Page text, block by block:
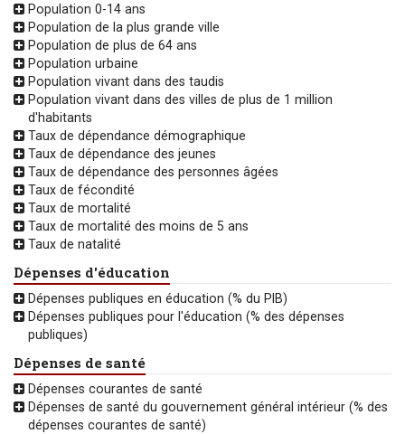
Population 0-14 ans
Population de la plus grande ville
Population de plus de 64 ans
Population urbaine
Population vivant dans des taudis
Population vivant dans des villes de plus de 1 million
d'habitants
Taux de dépendance démographique
Taux de dépendance des jeunes
Taux de dépendance des personnes âgées
Taux de fécondité
Taux de mortalité
Taux de mortalité des moins de 5 ans
Taux de natalité
Dépenses d'éducation
Dépenses publiques en éducation (% du PIB)
Dépenses publiques pour l'éducation (% des dépenses
publiques)
Dépenses de santé
Dépenses courantes de santé
Dépenses de santé du gouvernement général intérieur (% des
dépenses courantes de santé)